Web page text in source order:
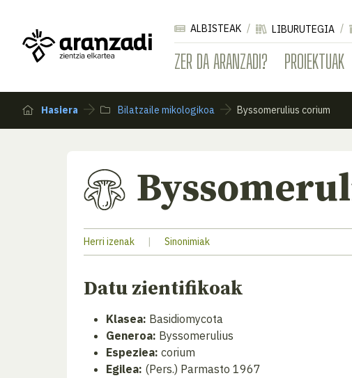
ZER DA ARANZADI? PROIEKTUAK
ALBISTEAK LIBURUTEGIA
Hasiera Bilatzaile mikologikoa Byssomerulius corium
Herri izenak | Sinonimiak
Datu zientifikoak
Klasea: Basidiomycota
Generoa: Byssomerulius
Espeziea: corium
Egilea: (Pers.) Parmasto 1967